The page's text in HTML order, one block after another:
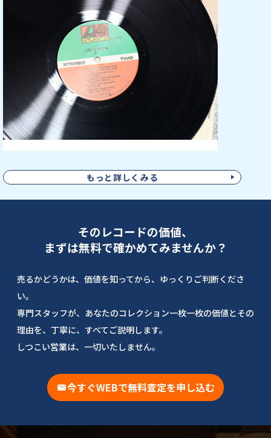
もっと詳しくみる
そのレコードの価値、
まずは無料で確かめてみませんか？
売るかどうかは、価値を知ってから、ゆっくりご判断くださ
い。
専門スタッフが、あなたのコレクション一枚一枚の価値とその
理由を、丁寧に、すべてご説明します。
しつこい営業は、一切いたしません。
今すぐWEBで無料査定を申し込む